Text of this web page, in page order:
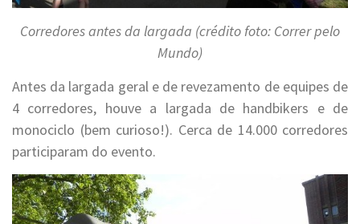
Corredores antes da largada (crédito foto: Correr pelo
Mundo)
Antes da largada geral e de revezamento de equipes de
4 corredores, houve a largada de handbikers e de
monociclo (bem curioso!). Cerca de 14.000 corredores
participaram do evento.